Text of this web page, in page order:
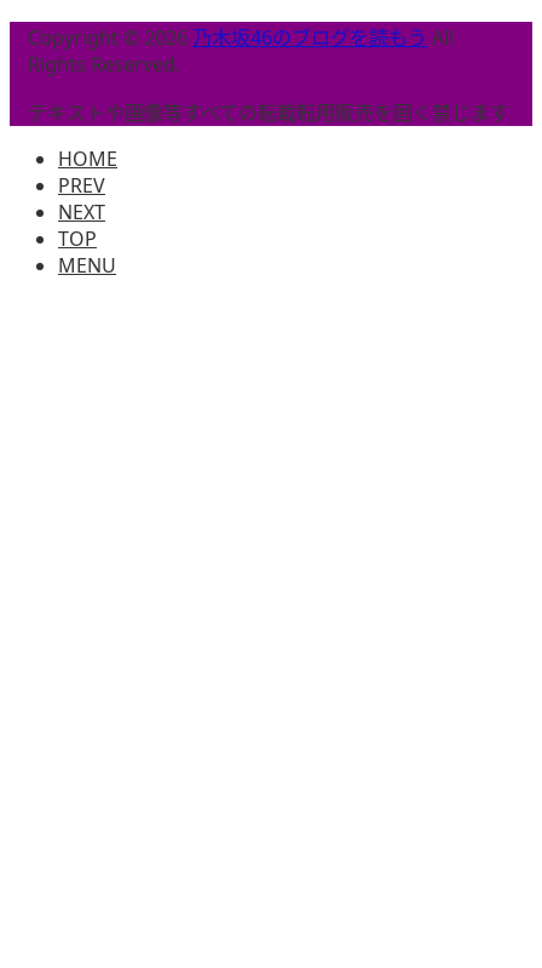
Copyright © 2026 乃木坂46のブログを読もう All
Rights Reserved.
テキストや画像等すべての転載転用販売を固く禁じます
HOME
PREV
NEXT
TOP
MENU